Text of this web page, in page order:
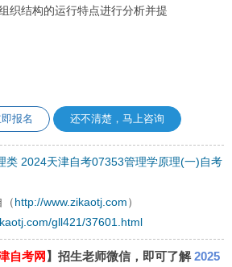
织结构的运行特点进行分析并提
报名 还不清楚，马上咨询
类 2024天津自考07353管理学原理(一)自考
http://www.zikaotj.com ）
gll421/37601.html
自考网 】招生老师微信，即可了解2025